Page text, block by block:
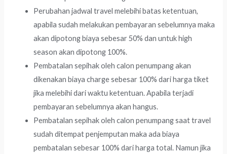
Perubahan jadwal travel melebihi batas ketentuan,
apabila sudah melakukan pembayaran sebelumnya maka
akan dipotong biaya sebesar 50% dan untuk high
season akan dipotong 100%.
Pembatalan sepihak oleh calon penumpang akan
dikenakan biaya charge sebesar 100% dari harga tiket
jika melebihi dari waktu ketentuan. Apabila terjadi
pembayaran sebelumnya akan hangus.
Pembatalan sepihak oleh calon penumpang saat travel
sudah ditempat penjemputan maka ada biaya
pembatalan sebesar 100% dari harga total. Namun jika